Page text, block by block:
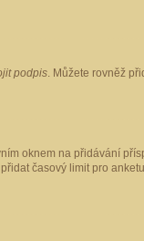
podpis. Můžete rovněž
oknem na přidávání
časový limit pro